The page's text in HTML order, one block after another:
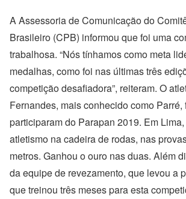
A Assessoria de Comunicação do
Brasileiro (CPB) informou que foi uma
trabalhosa. “Nós tínhamos como meta
medalhas, como foi nas últimas três
competição desafiadora”, reiteram. O
Fernandes, mais conhecido como Parré,
participaram do Parapan 2019. Em
atletismo na cadeira de rodas, nas
metros. Ganhou o ouro nas duas. Além
da equipe de revezamento, que levou a
que treinou três meses para esta